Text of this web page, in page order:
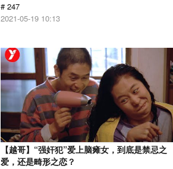
# 247
2021-05-19 10:13
【越哥】“强奸犯”爱上脑瘫女，到底是禁忌之
爱，还是畸形之恋？